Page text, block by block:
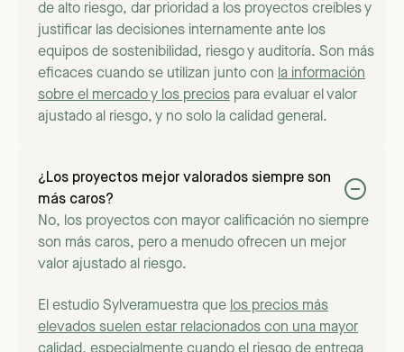
de alto riesgo, dar prioridad a los proyectos creíbles y
justificar las decisiones internamente ante los
equipos de sostenibilidad, riesgo y auditoría. Son más
eficaces cuando se utilizan junto con la información
sobre el mercado y los precios para evaluar el valor
ajustado al riesgo, y no solo la calidad general.
¿Los proyectos mejor valorados siempre son
más caros?
No, los proyectos con mayor calificación no siempre
son más caros, pero a menudo ofrecen un mejor
valor ajustado al riesgo.
El estudio Sylveramuestra que los precios más
elevados suelen estar relacionados con una mayor